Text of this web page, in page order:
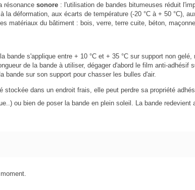
résonance sonore : l'utilisation de bandes bitumeuses réduit
la déformation, aux écarts de température (-20 °C à + 50 °C),
matériaux du bâtiment : bois, verre, terre cuite, béton,
la bande s'applique entre + 10 °C et + 35 °C sur support non
de la bande à utiliser, dégager d'abord le film anti-
bande sur son support pour chasser les bulles d'air.
stockée dans un endroit frais, elle peut perdre sa propriété
ou bien de poser la bande en plein soleil. La bande